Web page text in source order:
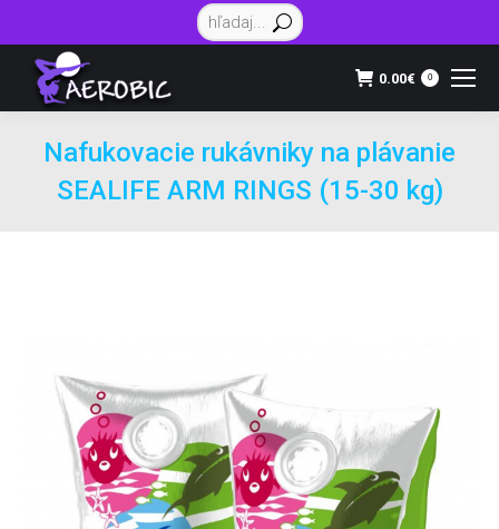
Vyhľadávanie:
0.00€ 0
Nafukovacie rukávniky na plávanie
SEALIFE ARM RINGS (15-30 kg)